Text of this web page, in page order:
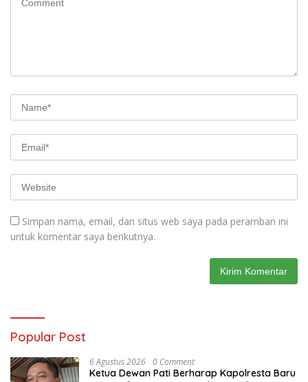
Simpan nama, email, dan situs web saya pada peramban ini
untuk komentar saya berikutnya.
Popular Post
6 Agustus 2026 0 Comment
Ketua Dewan Pati Berharap Kapolresta Baru